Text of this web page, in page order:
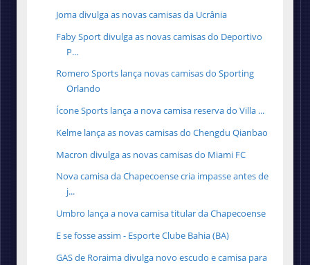
Joma divulga as novas camisas da Ucrânia
Faby Sport divulga as novas camisas do Deportivo
P...
Romero Sports lança novas camisas do Sporting
Orlando
Ícone Sports lança a nova camisa reserva do Villa ...
Kelme lança as novas camisas do Chengdu Qianbao
Macron divulga as novas camisas do Miami FC
Nova camisa da Chapecoense cria impasse antes de
j...
Umbro lança a nova camisa titular da Chapecoense
E se fosse assim - Esporte Clube Bahia (BA)
GAS de Roraima divulga novo escudo e camisa para